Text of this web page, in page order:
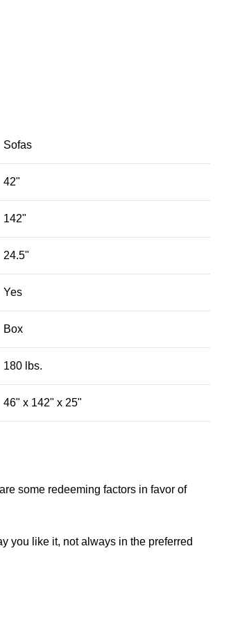
Sofas
42"
142"
24.5"
Yes
Box
180 lbs.
46" x 142" x 25"
some redeeming factors in favor of
you like it, not always in the preferred